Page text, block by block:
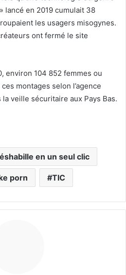
lancé en 2019 cumulait 38
les usagers misogynes.
ont fermé le site
environ 104 852 femmes ou
montages selon l’agence
veille sécuritaire aux Pays Bas.
en un seul clic
porn TIC